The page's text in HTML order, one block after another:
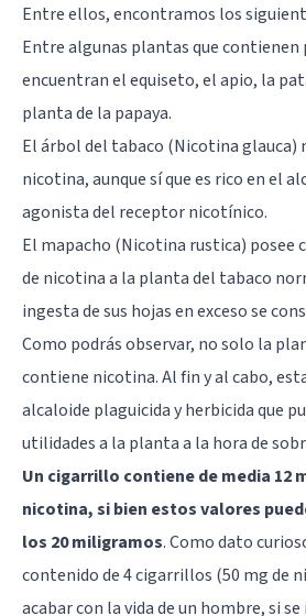
Entre ellos, encontramos los
Entre algunas plantas que contienen
encuentran el equiseto, el apio, la
planta de la papaya.
El árbol del tabaco (Nicotina glauca)
nicotina, aunque sí que es rico en el
agonista del receptor nicotínico.
El mapacho (Nicotina rustica) posee
de nicotina a la planta del tabaco
ingesta de sus hojas en exceso se
Como podrás observar, no solo la
contiene nicotina. Al fin y al cabo,
alcaloide plaguicida y herbicida que
utilidades a la planta a la hora de
Un cigarrillo contiene de media 12
nicotina, si bien estos valores
los 20 miligramos. Como dato
contenido de 4 cigarrillos (50 mg de
acabar con la vida de un hombre, si